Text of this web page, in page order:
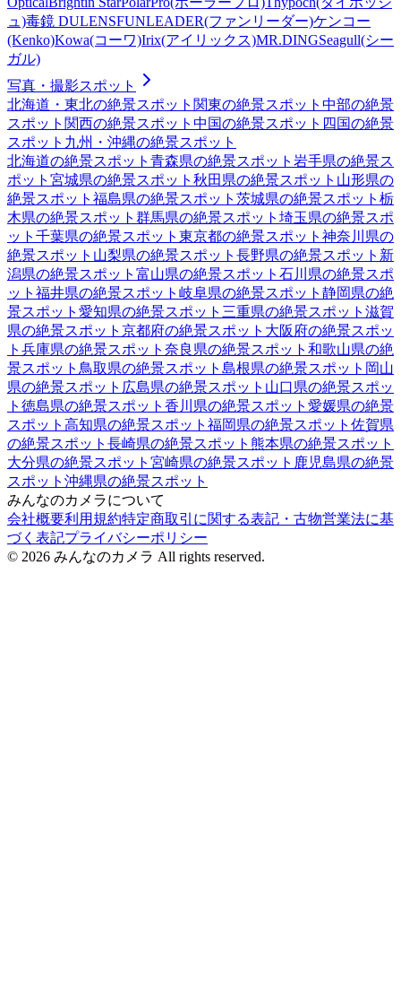
ュ)毒鏡 DULENSFUNLEADER(ファンリーダー)ケンコー
(Kenko)Kowa(コーワ)Irix(アイリックス)MR.DINGSeagull(シー
ガル)
写真・撮影スポット
北海道・東北の絶景スポット 関東の絶景スポット 中部の絶景
スポット 関西の絶景スポット 中国の絶景スポット 四国の絶景
スポット 九州・沖縄の絶景スポット
北海道の絶景スポット 青森県の絶景スポット 岩手県の絶景ス
ポット 宮城県の絶景スポット 秋田県の絶景スポット 山形県の
絶景スポット 福島県の絶景スポット 茨城県の絶景スポット 栃
木県の絶景スポット 群馬県の絶景スポット 埼玉県の絶景スポ
ット 千葉県の絶景スポット 東京都の絶景スポット 神奈川県の
絶景スポット 山梨県の絶景スポット 長野県の絶景スポット 新
潟県の絶景スポット 富山県の絶景スポット 石川県の絶景スポ
ット 福井県の絶景スポット 岐阜県の絶景スポット 静岡県の絶
景スポット 愛知県の絶景スポット 三重県の絶景スポット 滋賀
県の絶景スポット 京都府の絶景スポット 大阪府の絶景スポッ
ト 兵庫県の絶景スポット 奈良県の絶景スポット 和歌山県の絶
景スポット 鳥取県の絶景スポット 島根県の絶景スポット 岡山
県の絶景スポット 広島県の絶景スポット 山口県の絶景スポッ
ト 徳島県の絶景スポット 香川県の絶景スポット 愛媛県の絶景
スポット 高知県の絶景スポット 福岡県の絶景スポット 佐賀県
の絶景スポット 長崎県の絶景スポット 熊本県の絶景スポット
大分県の絶景スポット 宮崎県の絶景スポット 鹿児島県の絶景
スポット 沖縄県の絶景スポット
みんなのカメラについて
会社概要利用規約特定商取引に関する表記・古物営業法に基
づく表記プライバシーポリシー
© 2026 みんなのカメラ All rights reserved.